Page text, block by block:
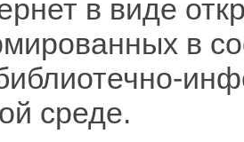
в виде
в
среде.